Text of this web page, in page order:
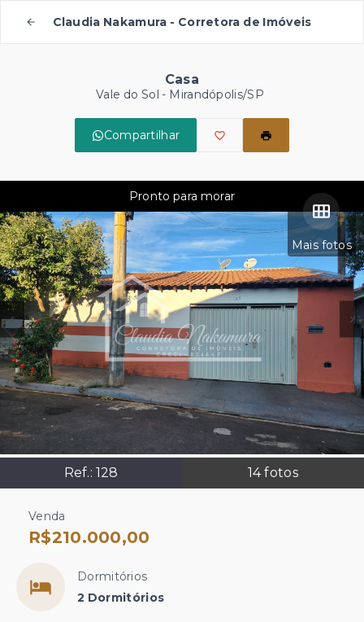
Claudia Nakamura - Corretora de Imóveis
Casa
Vale do Sol - Mirandópolis/SP
Compartilhar
Mais fotos
Ref.: 128 14fotos
Pronto para morar
Venda
R$210.000,00
Dormitórios
2 Dormitórios